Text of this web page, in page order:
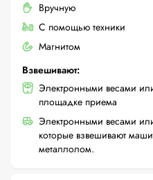
Вручную
С помощью техники
Магнитом
Взвешивают:
Электронными весами
площадке приема
Электронными весами
которые взвешивают
металлолом.